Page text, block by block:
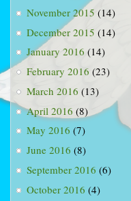
November 2015 (14)
December 2015 (14)
January 2016 (14)
February 2016 (23)
March 2016 (13)
April 2016 (8)
May 2016 (7)
June 2016 (8)
September 2016 (6)
October 2016 (4)